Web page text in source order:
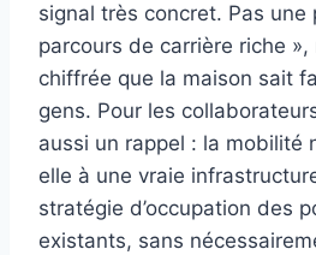
signal très concret. Pas une
parcours de carrière riche
chiffrée que la maison sait
gens. Pour les
aussi un rappel : la mobilité
elle à une vraie
stratégie d’occupation des
existants, sans